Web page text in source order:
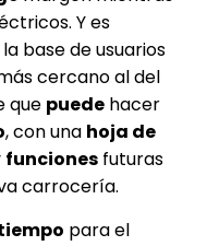
Y es
base de usuarios
cercano al del
que puede hacer
, con una hoja de
funciones futuras
carrocería.
para el